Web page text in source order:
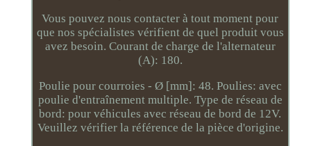
Vous pouvez nous contacter à tout moment pour
que nos spécialistes vérifient de quel produit vous
avez besoin. Courant de charge de l'alternateur
(A): 180.
Poulie pour courroies - Ø [mm]: 48. Poulies: avec
poulie d'entraînement multiple. Type de réseau de
bord: pour véhicules avec réseau de bord de 12V.
Veuillez vérifier la référence de la pièce d'origine.